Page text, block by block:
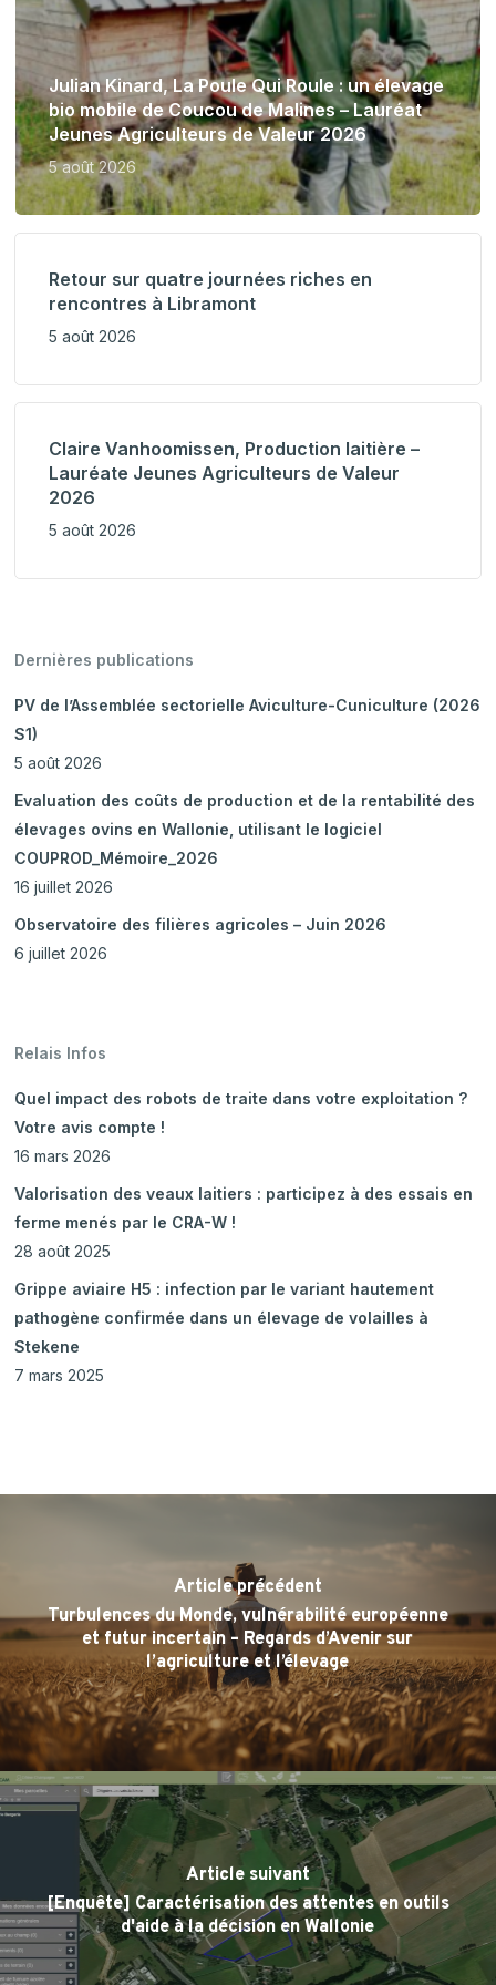
Julian Kinard, La Poule Qui Roule : un élevage
bio mobile de Coucou de Malines – Lauréat
Jeunes Agriculteurs de Valeur 2026
5 août 2026
Retour sur quatre journées riches en
rencontres à Libramont
5 août 2026
Claire Vanhoomissen, Production laitière –
Lauréate Jeunes Agriculteurs de Valeur
2026
5 août 2026
Dernières publications
PV de l’Assemblée sectorielle Aviculture-Cuniculture (2026
S1)
5 août 2026
Evaluation des coûts de production et de la rentabilité des
élevages ovins en Wallonie, utilisant le logiciel
COUPROD_Mémoire_2026
16 juillet 2026
Observatoire des filières agricoles – Juin 2026
6 juillet 2026
Relais Infos
Quel impact des robots de traite dans votre exploitation ?
Votre avis compte !
16 mars 2026
Valorisation des veaux laitiers : participez à des essais en
ferme menés par le CRA-W !
28 août 2025
Grippe aviaire H5 : infection par le variant hautement
pathogène confirmée dans un élevage de volailles à
Stekene
7 mars 2025
Article précédent
Turbulences du Monde, vulnérabilité européenne
et futur incertain – Regards d’Avenir sur
l’agriculture et l’élevage
Article suivant
[Enquête] Caractérisation des attentes en outils
d'aide à la décision en Wallonie